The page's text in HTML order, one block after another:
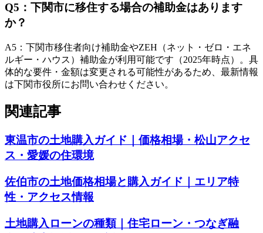
Q5 ： 下関市に移住する場合の補助金はあります
か？
A5 ： 下関市移住者向け補助金やZEH（ネット・ゼロ・エネ
ルギー・ハウス）補助金が利用可能です（2025年時点）。具
体的な要件・金額は変更される可能性があるため、最新情報
は下関市役所にお問い合わせください。
関連記事
東温市の土地購入ガイド｜価格相場・松山アクセ
ス・愛媛の住環境
佐伯市の土地価格相場と購入ガイド｜エリア特
性・アクセス情報
土地購入ローンの種類｜住宅ローン・つなぎ融